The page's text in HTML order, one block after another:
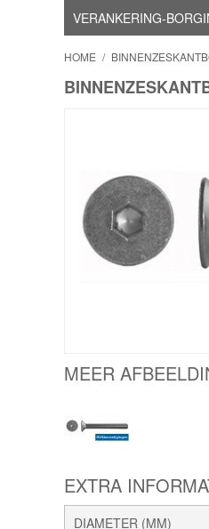
VERANKERING-
HOME /
MEER
EXTRA
DIAMETER (MM)